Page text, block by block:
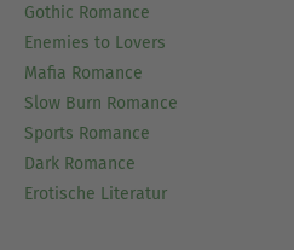
Gothic Romance
Enemies to Lovers
Mafia Romance
Slow Burn Romance
Sports Romance
Dark Romance
Erotische Literatur